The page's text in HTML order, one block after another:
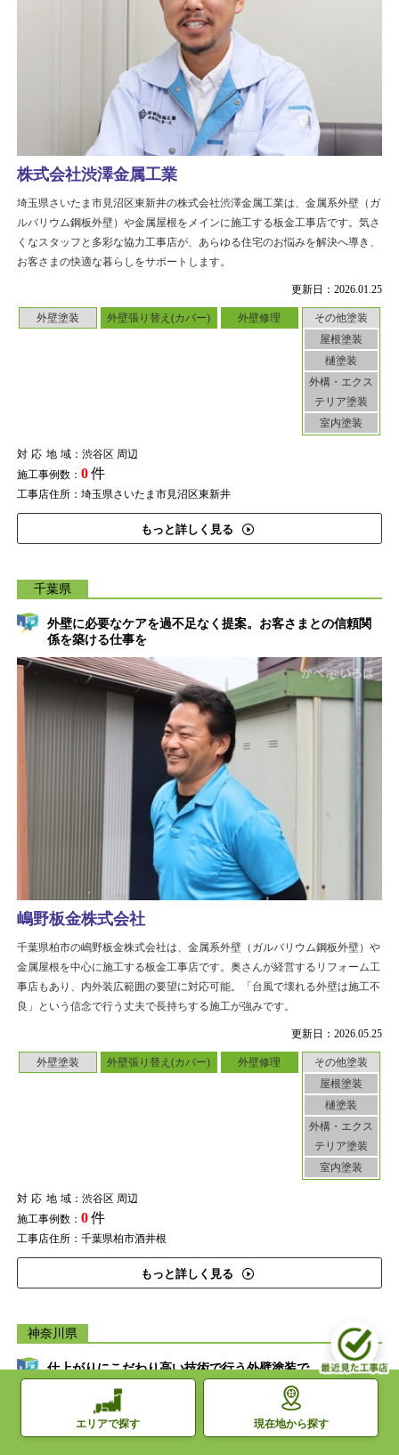
更新日：2026.01.25
外壁塗装 外壁張り替え(カバー) 外壁修理
その他塗装
屋根塗装
樋塗装
外構・エクス
テリア塗装
室内塗装
対応地域：渋谷区 周辺
施工事例数： 0件
工事店住所：埼玉県さいたま市見沼区東新井
もっと詳しく見る
株式会社渋澤金属工業
埼玉県さいたま市見沼区東新井の株式会社渋澤金属工業は、金属系外壁（ガ
ルバリウム鋼板外壁）や金属屋根をメインに施工する板金工事店です。気さ
くなスタッフと多彩な協力工事店が、あらゆる住宅のお悩みを解決へ導き、
お客さまの快適な暮らしをサポートします。
千葉県
外壁に必要なケアを過不足なく提案。お客さまとの信頼関
係を築ける仕事を
更新日：2026.05.25
外壁塗装 外壁張り替え(カバー) 外壁修理
その他塗装
屋根塗装
樋塗装
外構・エクス
テリア塗装
室内塗装
対応地域：渋谷区 周辺
施工事例数： 0件
工事店住所：千葉県柏市酒井根
もっと詳しく見る
嶋野板金株式会社
千葉県柏市の嶋野板金株式会社は、金属系外壁（ガルバリウム鋼板外壁）や
金属屋根を中心に施工する板金工事店です。奥さんが経営するリフォーム工
事店もあり、内外装広範囲の要望に対応可能。「台風で壊れる外壁は施工不
良」という信念で行う丈夫で長持ちする施工が強みです。
神奈川県
仕上がりにこだわり高い技術で行う外壁塗装で、お客さま
エリアで探す 現在地から探す